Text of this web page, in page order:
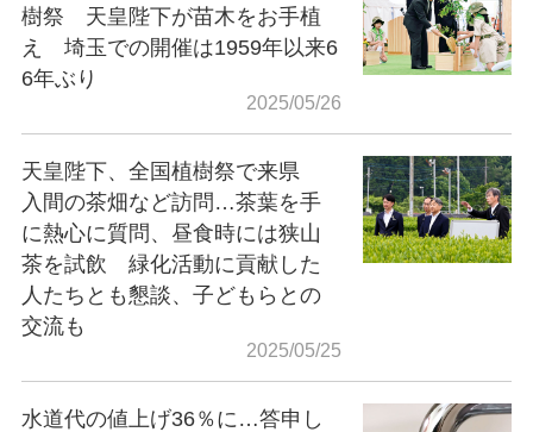
樹祭 天皇陛下が苗木をお手植
え 埼玉での開催は1959年以来6
6年ぶり
2025/05/26
天皇陛下、全国植樹祭で来県
入間の茶畑など訪問…茶葉を手
に熱心に質問、昼食時には狭山
茶を試飲 緑化活動に貢献した
人たちとも懇談、子どもらとの
交流も
2025/05/25
水道代の値上げ36％に…答申し